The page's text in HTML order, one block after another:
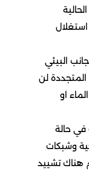
استغلال
البيئي
لن
او
في حالة
وشبكات
هناك تشييد